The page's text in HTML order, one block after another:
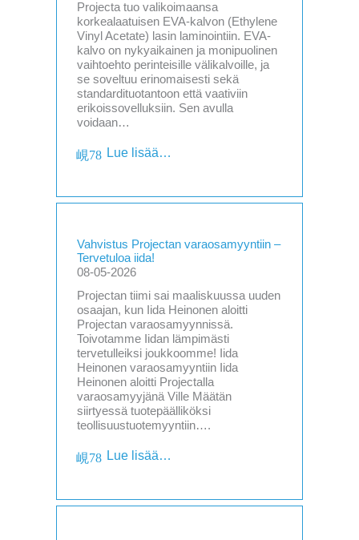
Projecta tuo valikoimaansa
korkealaatuisen EVA-kalvon (Ethylene
Vinyl Acetate) lasin laminointiin. EVA-
kalvo on nykyaikainen ja monipuolinen
vaihtoehto perinteisille välikalvoille, ja
se soveltuu erinomaisesti sekä
standardituotantoon että vaativiin
erikoissovelluksiin. Sen avulla
voidaan…
Lue lisää…
Vahvistus Projectan varaosamyyntiin –
Tervetuloa iida!
08-05-2026
Projectan tiimi sai maaliskuussa uuden
osaajan, kun Iida Heinonen aloitti
Projectan varaosamyynnissä.
Toivotamme Iidan lämpimästi
tervetulleiksi joukkoomme! Iida
Heinonen varaosamyyntiin Iida
Heinonen aloitti Projectalla
varaosamyyjänä Ville Määtän
siirtyessä tuotepäälliköksi
teollisuustuotemyyntiin….
Lue lisää…